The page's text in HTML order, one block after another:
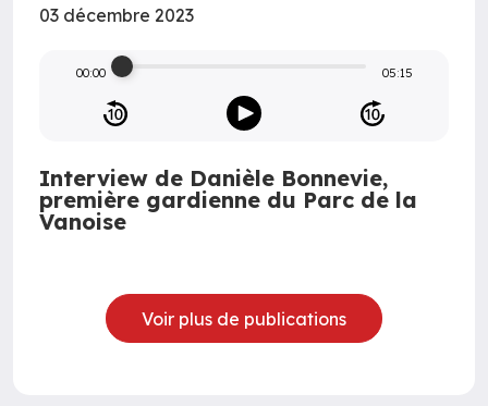
03 décembre 2023
00:00 05:15
Interview de Danièle Bonnevie,
première gardienne du Parc de la
Vanoise
Voir plus de publications